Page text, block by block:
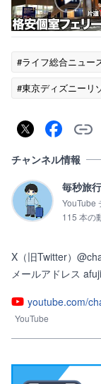
#ライフ総合ニュー
#東京ディズニーリ
チャンネル情報
毎秒旅
YouTube
115 本の
X（旧Twitter）
メールアドレス
youtube.com/
YouTube